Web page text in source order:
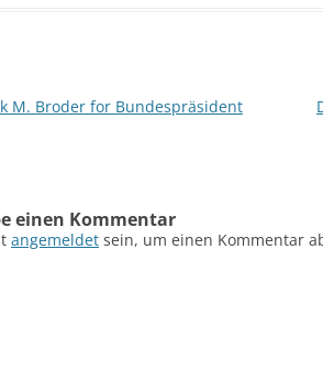
M. Broder for Bundespräsident
einen Kommentar
angemeldet sein, um einen Kommentar